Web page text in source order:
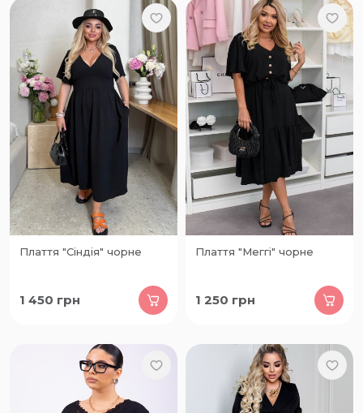
Плаття "Сіндія" чорне
1 450 грн
Плаття "Меггі" чорне
1 250 грн